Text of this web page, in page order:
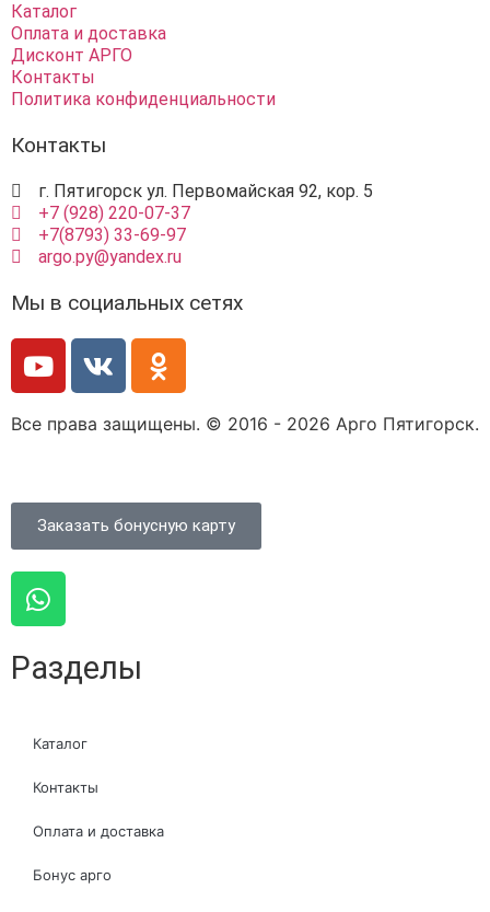
Каталог
Оплата и доставка
Дисконт АРГО
Контакты
Политика конфиденциальности
Контакты
г. Пятигорск ул. Первомайская 92, кор. 5
+7 (928) 220-07-37
+7(8793) 33-69-97
argo.py@yandex.ru
Мы в социальных сетях
Все права защищены. © 2016 - 2026 Арго Пятигорск.
Заказать бонусную карту
Разделы
Каталог
Контакты
Оплата и доставка
Бонус арго